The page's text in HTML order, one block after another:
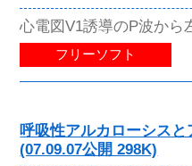
心電図V1誘導のP波から
フリーソフト
呼吸性アルカローシス
(07.09.07公開 298K)